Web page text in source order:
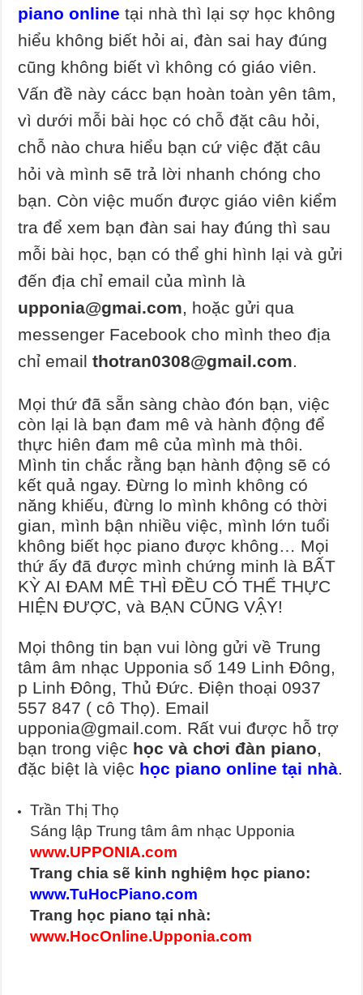
piano online tại nhà thì lại sợ học không
hiểu không biết hỏi ai, đàn sai hay đúng
cũng không biết vì không có giáo viên.
Vấn đề này cácc bạn hoàn toàn yên tâm,
vì dưới mỗi bài học có chỗ đặt câu hỏi,
chỗ nào chưa hiểu bạn cứ việc đặt câu
hỏi và mình sẽ trả lời nhanh chóng cho
bạn. Còn việc muốn được giáo viên kiểm
tra để xem bạn đàn sai hay đúng thì sau
mỗi bài học, bạn có thể ghi hình lại và gửi
đến địa chỉ email của mình là
upponia@gmai.com, hoặc gửi qua
messenger Facebook cho mình theo địa
chỉ emailthotran0308@gmail.com.
Mọi thứ đã sẵn sàng chào đón bạn, việc
còn lại là bạn đam mê và hành động để
thực hiên đam mê của mình mà thôi.
Mình tin chắc rằng bạn hành động sẽ có
kết quả ngay. Đừng lo mình không có
năng khiếu, đừng lo mình không có thời
gian, mình bận nhiều việc, mình lớn tuổi
không biết học piano được không… Mọi
thứ ấy đã được mình chứng minh là BẤT
KỲ AI ĐAM MÊ THÌ ĐỀU CÓ THỂ THỰC
HIỆN ĐƯỢC, và BẠN CŨNG VẬY!
Mọi thông tin bạn vui lòng gửi về Trung
tâm âm nhạc Upponia số 149 Linh Đông,
p Linh Đông, Thủ Đức. Điện thoại 0937
557 847 ( cô Thọ). Email
upponia@gmail.com. Rất vui được hỗ trợ
bạn trong việc học và chơi đàn piano,
đặc biệt là việc học piano online tại nhà.
Trần Thị Thọ
Sáng lập Trung tâm âm nhạc Upponia
www.UPPONIA.com
Trang chia sẽ kinh nghiệm học piano:
www.TuHocPiano.com
Trang học piano tại nhà:
www.HocOnline.Upponia.com